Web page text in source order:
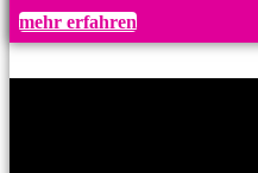
mehr erfahren